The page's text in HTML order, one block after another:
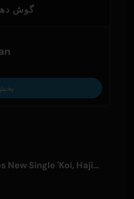
گوش
=LOVE Announces New Single 'Koi, Hajimemashita.' and Tokyo Dome Concerts